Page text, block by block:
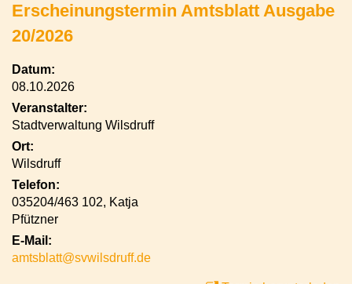
Erscheinungstermin Amtsblatt Ausgabe
20/2026
Datum:
08.10.2026
Veranstalter:
Stadtverwaltung Wilsdruff
Ort:
Wilsdruff
Telefon:
035204/463 102, Katja
Pfützner
E-Mail:
amtsblatt@svwilsdruff.de